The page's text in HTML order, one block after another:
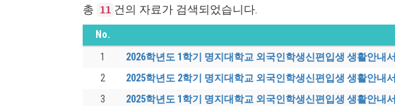
총 11 건의 자료가 검색되었습니다.
No.
1
2026학년도 1학기 명지대학교 외국인학생신편입생 생활안내서
2
2025학년도 2학기 명지대학교 외국인학생신편입생 생활안내서
3
2025학년도 1학기 명지대학교 외국인학생신편입생 생활안내서